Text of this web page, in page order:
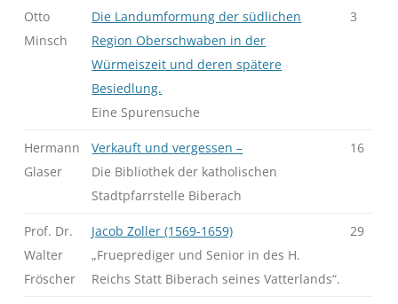
Otto
Minsch
Die Landumformung der südlichen
Region Oberschwaben in der
Würmeiszeit und deren spätere
Besiedlung.
Eine Spurensuche
3
Hermann
Glaser
Verkauft und vergessen –
Die Bibliothek der katholischen
Stadtpfarrstelle Biberach
16
Prof. Dr.
Walter
Fröscher
Jacob Zoller (1569-1659)
„Frueprediger und Senior in des H.
Reichs Statt Biberach seines Vatterlands“.
29